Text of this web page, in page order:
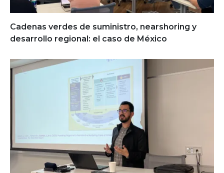
Cadenas verdes de suministro, nearshoring y
desarrollo regional: el caso de México